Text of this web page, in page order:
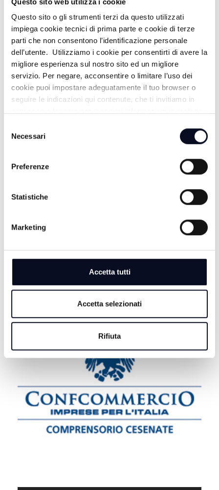
Questo sito o gli strumenti terzi da questo utilizzati
impiega cookie tecnici di prima parte e cookie di terze
parti che non consentono l’identificazione personale
dell’utente. Utilizziamo i cookie per consentirti di avere la
migliore esperienza sul nostro sito ed un migliore
servizio. Per negare, acconsentire o limitare l’uso dei
cookie puoi impostare adeguatamente il tuo browser o
seguire le indicazioni qui contenute, che ti invitiamo in
delNecessari
Preferenze
Statistiche
Marketing
Accetta tutti
Accetta selezionati
Rifiuta
ALTRE NOTIZIE
VOLLEY: Volley Club Cesena, arriva la
7 AGOSTO 2026
TV: La differita del "Memorial Sirotti" tra Forlì e
Cesena in onda su Teleromagna, lunedì alle ore 15